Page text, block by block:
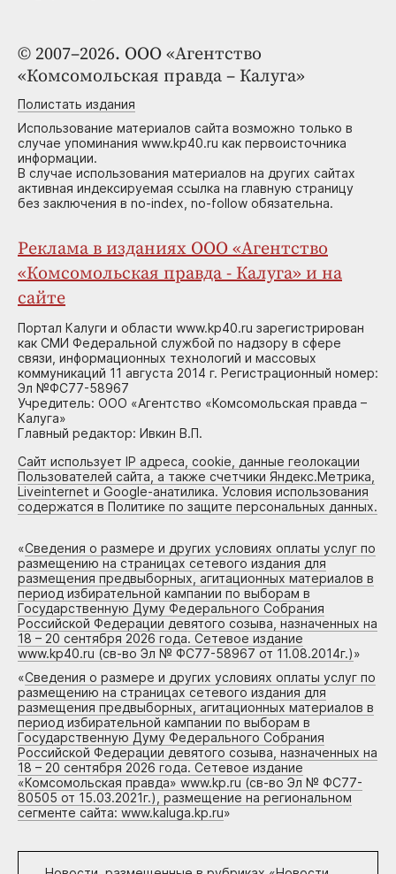
© 2007–2026. ООО «Агентство
«Комсомольская правда – Калуга»
Полистать издания
Использование материалов сайта возможно только в
случае упоминания www.kp40.ru как первоисточника
информации.
В случае использования материалов на других сайтах
активная индексируемая ссылка на главную страницу
без заключения в no-index, no-follow обязательна.
Реклама в изданиях ООО «Агентство
«Комсомольская правда - Калуга» и на
сайте
Портал Калуги и области www.kp40.ru зарегистрирован
как СМИ Федеральной службой по надзору в сфере
связи, информационных технологий и массовых
коммуникаций 11 августа 2014 г. Регистрационный номер:
Эл №ФС77-58967
Учредитель: ООО «Агентство «Комсомольская правда –
Калуга»
Главный редактор: Ивкин В.П.
Сайт использует IP адреса, cookie, данные геолокации
Пользователей сайта, а также счетчики Яндекс.Метрика,
Liveinternet и Google-анатилика. Условия использования
содержатся в Политике по защите персональных данных.
«Сведения о размере и других условиях оплаты услуг по
размещению на страницах сетевого издания для
размещения предвыборных, агитационных материалов в
период избирательной кампании по выборам в
Государственную Думу Федерального Собрания
Российской Федерации девятого созыва, назначенных на
18 – 20 сентября 2026 года. Сетевое издание
www.kp40.ru (св-во Эл № ФС77-58967 от 11.08.2014г.)»
«Сведения о размере и других условиях оплаты услуг по
размещению на страницах сетевого издания для
размещения предвыборных, агитационных материалов в
период избирательной кампании по выборам в
Государственную Думу Федерального Собрания
Российской Федерации девятого созыва, назначенных на
18 – 20 сентября 2026 года. Сетевое издание
«Комсомольская правда» www.kp.ru (св-во Эл № ФС77-
80505 от 15.03.2021г.), размещение на региональном
сегменте сайта: www.kaluga.kp.ru»